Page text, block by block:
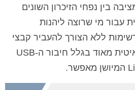
בין נפחי הזיכרון השונים
עבור מי שרוצה ליהנות
ללא הצורך להעביר קבצי
וידאו כל הזמן - פעולה איטית מאוד בגלל חיבור ה-USB